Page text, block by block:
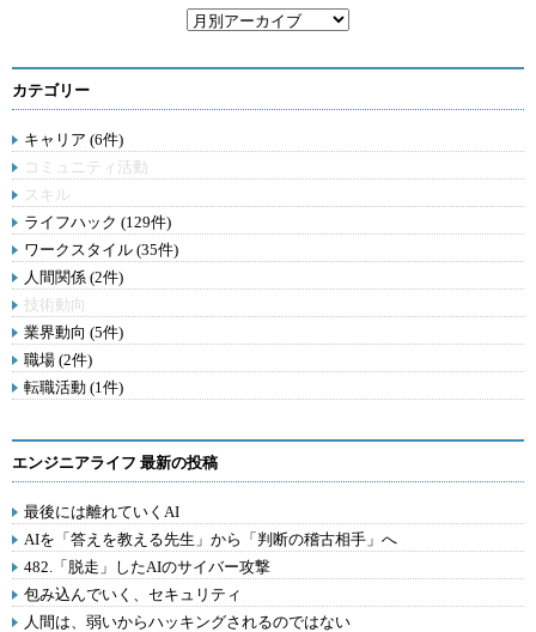
カテゴリー
キャリア (6件)
コミュニティ活動
スキル
ライフハック (129件)
ワークスタイル (35件)
人間関係 (2件)
技術動向
業界動向 (5件)
職場 (2件)
転職活動 (1件)
エンジニアライフ 最新の投稿
最後には離れていくAI
AIを「答えを教える先生」から「判断の稽古相手」へ
482.「脱走」したAIのサイバー攻撃
包み込んでいく、セキュリティ
人間は、弱いからハッキングされるのではない